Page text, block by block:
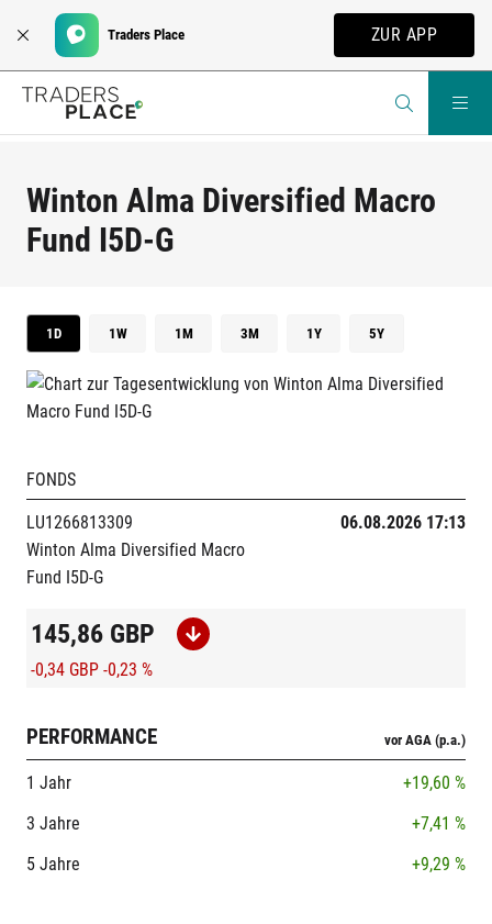
Traders Place ZUR APP
Winton Alma Diversified Macro
Fund I5D-G
1D 1W 1M 3M 1Y 5Y
FONDS
LU1266813309
Winton Alma Diversified Macro
Fund I5D-G
06.08.2026 17:13
145,86 GBP
-0,34 GBP -0,23 %
PERFORMANCE vor AGA (p.a.)
1 Jahr
+19,60 %
3 Jahre
+7,41 %
5 Jahre
+9,29 %